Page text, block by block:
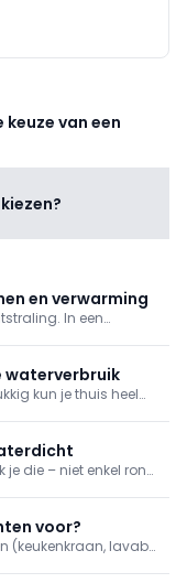
van een
en verwarming
In een
waterverbruik
kun je thuis heel
die – niet enkel rond
voor?
(keukenkraan, lavabo,